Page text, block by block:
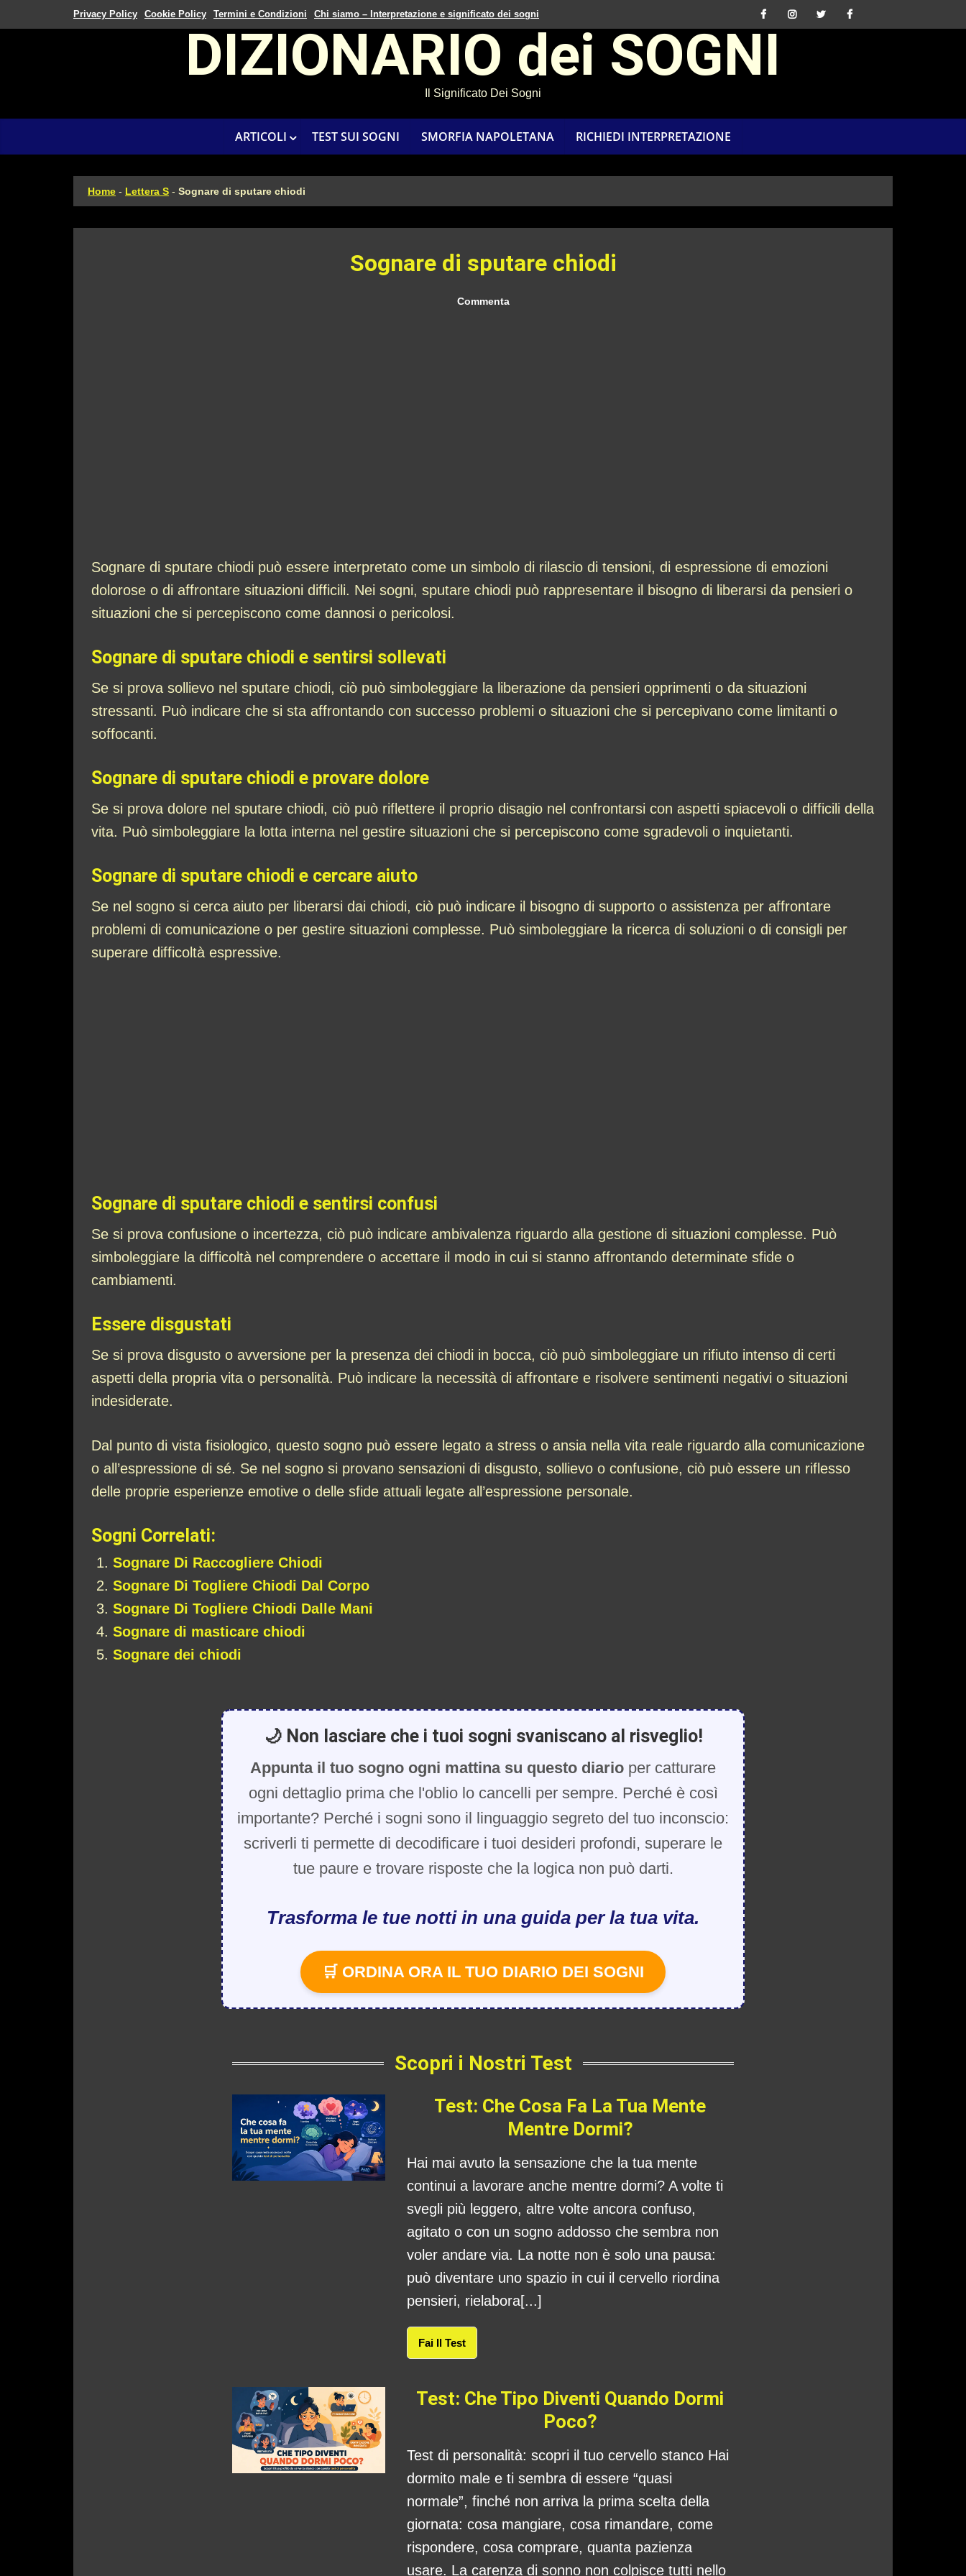
Privacy Policy Cookie Policy Termini e Condizioni Chi siamo – Interpretazione e significato dei sogni
DIZIONARIO dei SOGNI
Il Significato Dei Sogni
ARTICOLI TEST SUI SOGNI SMORFIA NAPOLETANA RICHIEDI INTERPRETAZIONE
Home - Lettera S - Sognare di sputare chiodi
Sognare di sputare chiodi
Commenta
Sognare di sputare chiodi può essere interpretato come un simbolo di rilascio di tensioni, di espressione di emozioni
dolorose o di affrontare situazioni difficili. Nei sogni, sputare chiodi può rappresentare il bisogno di liberarsi da pensieri o
situazioni che si percepiscono come dannosi o pericolosi.
Sognare di sputare chiodi e sentirsi sollevati
Se si prova sollievo nel sputare chiodi, ciò può simboleggiare la liberazione da pensieri opprimenti o da situazioni
stressanti. Può indicare che si sta affrontando con successo problemi o situazioni che si percepivano come limitanti o
soffocanti.
Sognare di sputare chiodi e provare dolore
Se si prova dolore nel sputare chiodi, ciò può riflettere il proprio disagio nel confrontarsi con aspetti spiacevoli o difficili della
vita. Può simboleggiare la lotta interna nel gestire situazioni che si percepiscono come sgradevoli o inquietanti.
Sognare di sputare chiodi e cercare aiuto
Se nel sogno si cerca aiuto per liberarsi dai chiodi, ciò può indicare il bisogno di supporto o assistenza per affrontare
problemi di comunicazione o per gestire situazioni complesse. Può simboleggiare la ricerca di soluzioni o di consigli per
superare difficoltà espressive.
Sognare di sputare chiodi e sentirsi confusi
Se si prova confusione o incertezza, ciò può indicare ambivalenza riguardo alla gestione di situazioni complesse. Può
simboleggiare la difficoltà nel comprendere o accettare il modo in cui si stanno affrontando determinate sfide o
cambiamenti.
Essere disgustati
Se si prova disgusto o avversione per la presenza dei chiodi in bocca, ciò può simboleggiare un rifiuto intenso di certi
aspetti della propria vita o personalità. Può indicare la necessità di affrontare e risolvere sentimenti negativi o situazioni
indesiderate.
Dal punto di vista fisiologico, questo sogno può essere legato a stress o ansia nella vita reale riguardo alla comunicazione
o all’espressione di sé. Se nel sogno si provano sensazioni di disgusto, sollievo o confusione, ciò può essere un riflesso
delle proprie esperienze emotive o delle sfide attuali legate all’espressione personale.
Sogni Correlati:
Sognare Di Raccogliere Chiodi
Sognare Di Togliere Chiodi Dal Corpo
Sognare Di Togliere Chiodi Dalle Mani
Sognare di masticare chiodi
Sognare dei chiodi
🌙 Non lasciare che i tuoi sogni svaniscano al risveglio!
Appunta il tuo sogno ogni mattina su questo diario per catturare
ogni dettaglio prima che l'oblio lo cancelli per sempre. Perché è così
importante? Perché i sogni sono il linguaggio segreto del tuo inconscio:
scriverli ti permette di decodificare i tuoi desideri profondi, superare le
tue paure e trovare risposte che la logica non può darti.
Trasforma le tue notti in una guida per la tua vita.
🛒 ORDINA ORA IL TUO DIARIO DEI SOGNI
Scopri i Nostri Test
Test: Che Cosa Fa La Tua Mente
Mentre Dormi?
Hai mai avuto la sensazione che la tua mente
continui a lavorare anche mentre dormi? A volte ti
svegli più leggero, altre volte ancora confuso,
agitato o con un sogno addosso che sembra non
voler andare via. La notte non è solo una pausa:
può diventare uno spazio in cui il cervello riordina
pensieri, rielabora[...]
Fai Il Test
Test: Che Tipo Diventi Quando Dormi
Poco?
Test di personalità: scopri il tuo cervello stanco Hai
dormito male e ti sembra di essere “quasi
normale”, finché non arriva la prima scelta della
giornata: cosa mangiare, cosa rimandare, come
rispondere, cosa comprare, quanta pazienza
usare. La carenza di sonno non colpisce tutti nello